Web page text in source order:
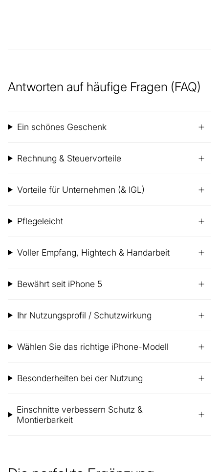
Antworten auf häufige Fragen (FAQ)
Ein schönes Geschenk
Rechnung & Steuervorteile
Vorteile für Unternehmen (& IGL)
Pflegeleicht
Voller Empfang, Hightech & Handarbeit
Bewährt seit iPhone 5
Ihr Nutzungsprofil / Schutzwirkung
Wählen Sie das richtige iPhone-Modell
Besonderheiten bei der Nutzung
Einschnitte verbessern Schutz &
Montierbarkeit